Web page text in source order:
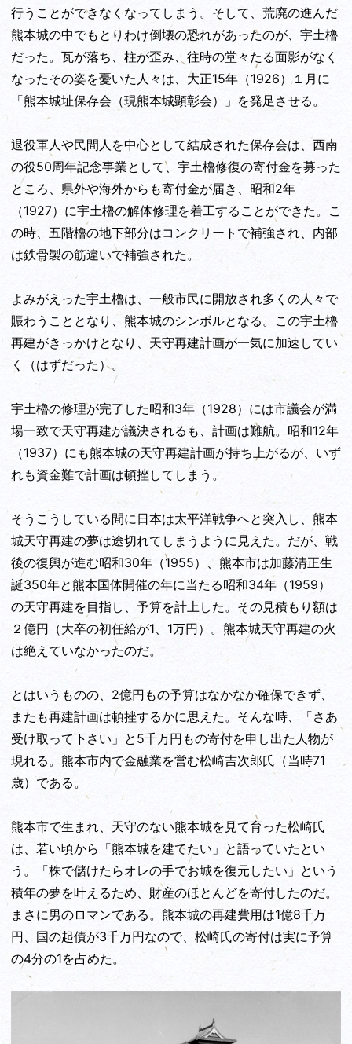
行うことができなくなってしまう。そして、荒廃の進んだ
熊本城の中でもとりわけ倒壊の恐れがあったのが、宇土櫓
だった。瓦が落ち、柱が歪み、往時の堂々たる面影がなく
なったその姿を憂いた人々は、大正15年（1926）１月に
「熊本城址保存会（現熊本城顕彰会）」を発足させる。
退役軍人や民間人を中心として結成された保存会は、西南
の役50周年記念事業として、宇土櫓修復の寄付金を募った
ところ、県外や海外からも寄付金が届き、昭和2年
（1927）に宇土櫓の解体修理を着工することができた。こ
の時、五階櫓の地下部分はコンクリートで補強され、内部
は鉄骨製の筋違いで補強された。
よみがえった宇土櫓は、一般市民に開放され多くの人々で
賑わうこととなり、熊本城のシンボルとなる。この宇土櫓
再建がきっかけとなり、天守再建計画が一気に加速してい
く（はずだった）。
宇土櫓の修理が完了した昭和3年（1928）には市議会が満
場一致で天守再建が議決されるも、計画は難航。昭和12年
（1937）にも熊本城の天守再建計画が持ち上がるが、いず
れも資金難で計画は頓挫してしまう。
そうこうしている間に日本は太平洋戦争へと突入し、熊本
城天守再建の夢は途切れてしまうように見えた。だが、戦
後の復興が進む昭和30年（1955）、熊本市は加藤清正生
誕350年と熊本国体開催の年に当たる昭和34年（1959）
の天守再建を目指し、予算を計上した。その見積もり額は
２億円（大卒の初任給が1、1万円）。熊本城天守再建の火
は絶えていなかったのだ。
とはいうものの、2億円もの予算はなかなか確保できず、
またも再建計画は頓挫するかに思えた。そんな時、「さあ
受け取って下さい」と5千万円もの寄付を申し出た人物が
現れる。熊本市内で金融業を営む松崎吉次郎氏（当時71
歳）である。
熊本市で生まれ、天守のない熊本城を見て育った松崎氏
は、若い頃から「熊本城を建てたい」と語っていたとい
う。「株で儲けたらオレの手でお城を復元したい」という
積年の夢を叶えるため、財産のほとんどを寄付したのだ。
まさに男のロマンである。熊本城の再建費用は1億8千万
円、国の起債が3千万円なので、松崎氏の寄付は実に予算
の4分の1を占めた。